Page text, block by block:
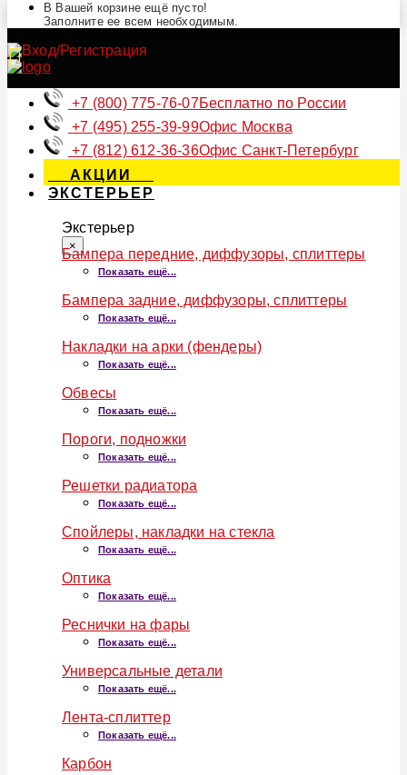
В Вашей корзине ещё пусто!
Заполните ее всем необходимым.
+7 (800) 775-76-07Бесплатно по России
+7 (495) 255-39-99Офис Москва
+7 (812) 612-36-36Офис Санкт-Петербург
АКЦИИ
ЭКСТЕРЬЕР
Экстерьер
×
Бампера передние, диффузоры, сплиттеры
Показать ещё...
Бампера задние, диффузоры, сплиттеры
Показать ещё...
Накладки на арки (фендеры)
Показать ещё...
Обвесы
Показать ещё...
Пороги, подножки
Показать ещё...
Решетки радиатора
Показать ещё...
Спойлеры, накладки на стекла
Показать ещё...
Оптика
Показать ещё...
Реснички на фары
Показать ещё...
Универсальные детали
Показать ещё...
Лента-сплиттер
Показать ещё...
Карбон